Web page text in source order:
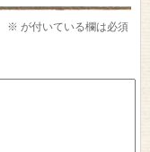
※ が付いている欄は必須